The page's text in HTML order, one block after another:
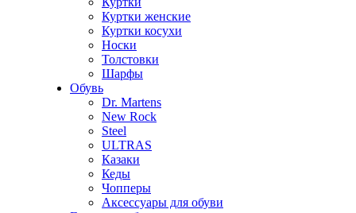
Куртки женские
Куртки косухи
Носки
Толстовки
Шарфы
Обувь
Dr. Martens
New Rock
Steel
ULTRAS
Казаки
Кеды
Чопперы
Аксессуары для обуви